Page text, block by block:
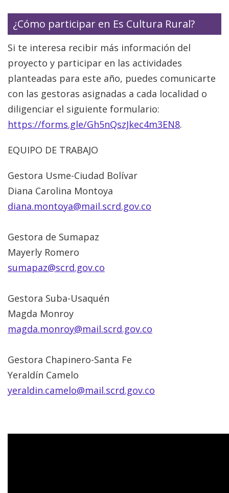
¿Cómo participar en Es Cultura Rural?
Si te interesa recibir más información del
proyecto y participar en las actividades
planteadas para este año, puedes comunicarte
con las gestoras asignadas a cada localidad o
diligenciar el siguiente formulario:
https://forms.gle/Gh5nQszJkec4m3EN8.
EQUIPO DE TRABAJO
Gestora Usme-Ciudad Bolívar
Diana Carolina Montoya
diana.montoya@mail.scrd.gov.co
Gestora de Sumapaz
Mayerly Romero
sumapaz@scrd.gov.co
Gestora Suba-Usaquén
Magda Monroy
magda.monroy@mail.scrd.gov.co
Gestora Chapinero-Santa Fe
Yeraldín Camelo
yeraldin.camelo@mail.scrd.gov.co